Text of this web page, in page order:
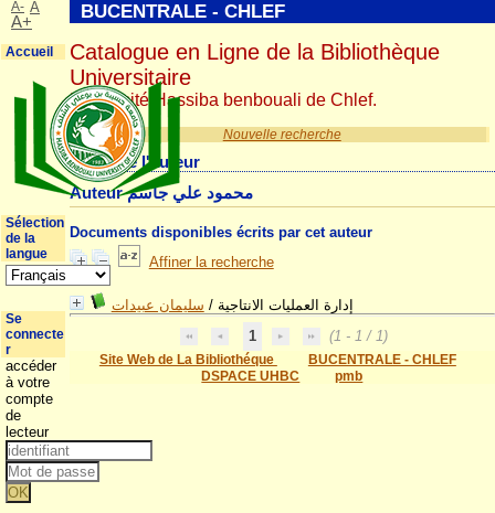
Nouvelle recherche
Détail de l'auteur
Auteur محمود علي جاسم
Documents disponibles écrits par cet auteur
Affiner la recherche
إدارة العمليات الانتاجية / سليمان عبيدات
1
(1 - 1 / 1)
Site Web de La Bibliothéque
BUCENTRALE - CHLEF
DSPACE UHBC
pmb
BUCENTRALE - CHLEF
Catalogue en Ligne de la Bibliothèque
Universitaire
Université Hassiba benbouali de Chlef.
A- A
A+
Accueil
Sélection
de la
langue
Se
connecte
r
accéder
à votre
compte
de
lecteur